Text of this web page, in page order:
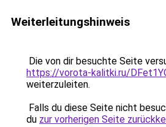
Weiterleitungshinweis
Die von dir besuchte Seite
https://vorota-kalitki.ru/
weiterzuleiten.
Falls du diese Seite nicht
du zur vorherigen Seite